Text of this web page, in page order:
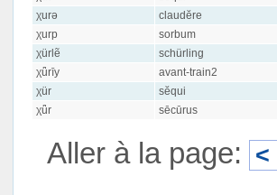
χurə
claudĕre
χurp
sorbum
χürlẽ
schürling
χǖrīy
avant-train2
χür
sĕqui
χǖr
sēcūrus
Aller à la page: <